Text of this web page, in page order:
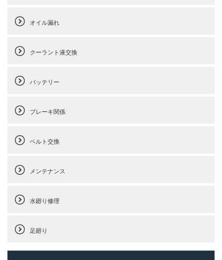
オイル漏れ
クーラント液交換
バッテリー
ブレーキ関係
ベルト交換
メンテナンス
水廻り修理
足廻り